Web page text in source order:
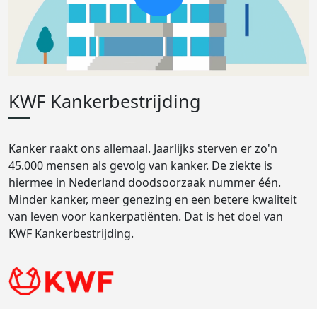
KWF Kankerbestrijding
Kanker raakt ons allemaal. Jaarlijks sterven er zo'n
45.000 mensen als gevolg van kanker. De ziekte is
hiermee in Nederland doodsoorzaak nummer één.
Minder kanker, meer genezing en een betere kwaliteit
van leven voor kankerpatiënten. Dat is het doel van
KWF Kankerbestrijding.